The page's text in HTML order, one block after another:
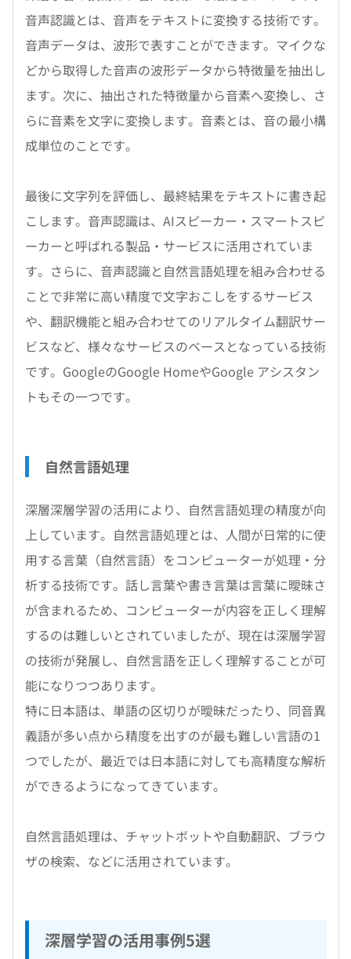
音声認識とは、音声をテキストに変換する技術です。
音声データは、波形で表すことができます。マイクな
どから取得した音声の波形データから特徴量を抽出し
ます。次に、抽出された特徴量から音素へ変換し、さ
らに音素を文字に変換します。音素とは、音の最小構
成単位のことです。
最後に文字列を評価し、最終結果をテキストに書き起
こします。音声認識は、AIスピーカー・スマートスピ
ーカーと呼ばれる製品・サービスに活用されていま
す。さらに、音声認識と自然言語処理を組み合わせる
ことで非常に高い精度で文字おこしをするサービス
や、翻訳機能と組み合わせてのリアルタイム翻訳サー
ビスなど、様々なサービスのベースとなっている技術
です。GoogleのGoogle HomeやGoogle アシスタン
トもその一つです。
自然言語処理
深層深層学習の活用により、自然言語処理の精度が向
上しています。自然言語処理とは、人間が日常的に使
用する言葉（自然言語）をコンピューターが処理・分
析する技術です。話し言葉や書き言葉は言葉に曖昧さ
が含まれるため、コンピューターが内容を正しく理解
するのは難しいとされていましたが、現在は深層学習
の技術が発展し、自然言語を正しく理解することが可
能になりつつあります。
特に日本語は、単語の区切りが曖昧だったり、同音異
義語が多い点から精度を出すのが最も難しい言語の1
つでしたが、最近では日本語に対しても高精度な解析
ができるようになってきています。
自然言語処理は、チャットボットや自動翻訳、ブラウ
ザの検索、などに活用されています。
深層学習の活用事例5選